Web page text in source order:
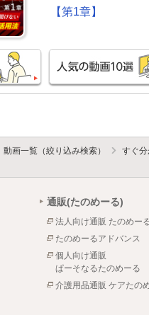
【第1章】
動画一覧（絞り込み検索） すぐ
通販(たのめーる)
法人向け通販 たのめー
たのめーるアドバンス
個人向け通販
ぱーそなるたのめーる
介護用品通販 ケアたの